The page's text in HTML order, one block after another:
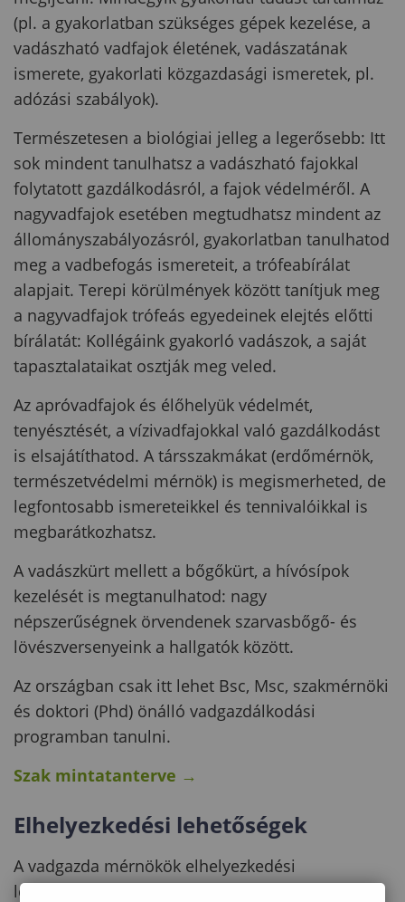
(pl. a gyakorlatban szükséges gépek kezelése, a
vadászható vadfajok életének, vadászatának
ismerete, gyakorlati közgazdasági ismeretek, pl.
adózási szabályok).
Természetesen a biológiai jelleg a legerősebb: Itt
sok mindent tanulhatsz a vadászható fajokkal
folytatott gazdálkodásról, a fajok védelméről. A
nagyvadfajok esetében megtudhatsz mindent az
állományszabályozásról, gyakorlatban tanulhatod
meg a vadbefogás ismereteit, a trófeabírálat
alapjait. Terepi körülmények között tanítjuk meg
a nagyvadfajok trófeás egyedeinek elejtés előtti
bírálatát: Kollégáink gyakorló vadászok, a saját
tapasztalataikat osztják meg veled.
Az apróvadfajok és élőhelyük védelmét,
tenyésztését, a vízivadfajokkal való gazdálkodást
is elsajátíthatod. A társszakmákat (erdőmérnök,
természetvédelmi mérnök) is megismerheted, de
legfontosabb ismereteikkel és tennivalóikkal is
megbarátkozhatsz.
A vadászkürt mellett a bőgőkürt, a hívósípok
kezelését is megtanulhatod: nagy
népszerűségnek örvendenek szarvasbőgő- és
lövészversenyeink a hallgatók között.
Az országban csak itt lehet Bsc, Msc, szakmérnöki
és doktori (Phd) önálló vadgazdálkodási
programban tanulni.
Szak mintatanterve →
Elhelyezkedési lehetőségek
A vadgazda mérnökök elhelyezkedési
lehetőségei :